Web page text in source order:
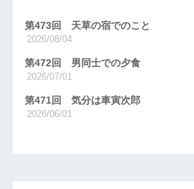
第473回 天草の宿でのこと
2026/08/04
第472回 男同士での夕食
2026/07/01
第471回 気分は車寅次郎
2026/06/01